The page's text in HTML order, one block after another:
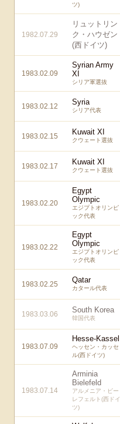
ツ)
1982.07.29
リュットリン
ク・ハウゼン
(西ドイツ)
1983.02.09
Syrian Army
XI
シリア軍選抜
1983.02.12 Syria
シリア代表
1983.02.15 Kuwait XI
クウェート選抜
1983.02.17 Kuwait XI
クウェート選抜
1983.02.20
Egypt
Olympic
エジプトオリンピ
ック代表
1983.02.22
Egypt
Olympic
エジプトオリンピ
ック代表
1983.02.25 Qatar
カタール代表
1983.03.06 South Korea
韓国代表
1983.07.09
Hesse-Kassel
ヘッセン・カッセ
ル(西ドイツ)
1983.07.14
Arminia
Bielefeld
アルメニア・ビー
レフェルト(西ドイ
ツ)